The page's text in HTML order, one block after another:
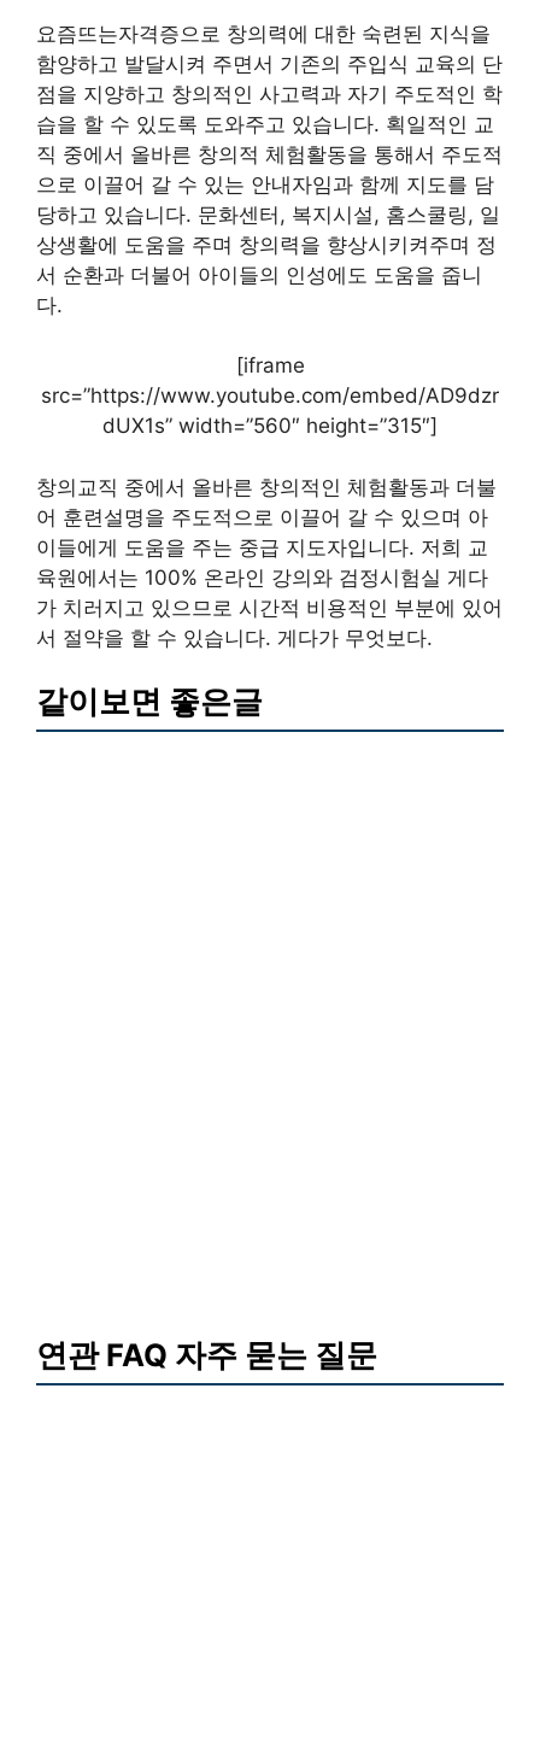
요즘뜨는자격증으로 창의력에 대한 숙련된 지식을
함양하고 발달시켜 주면서 기존의 주입식 교육의 단
점을 지양하고 창의적인 사고력과 자기 주도적인 학
습을 할 수 있도록 도와주고 있습니다. 획일적인 교
직 중에서 올바른 창의적 체험활동을 통해서 주도적
으로 이끌어 갈 수 있는 안내자임과 함께 지도를 담
당하고 있습니다. 문화센터, 복지시설, 홈스쿨링, 일
상생활에 도움을 주며 창의력을 향상시키켜주며 정
서 순환과 더불어 아이들의 인성에도 도움을 줍니
다.
[iframe
src=”https://www.youtube.com/embed/AD9dzr
dUX1s” width=”560″ height=”315″]
창의교직 중에서 올바른 창의적인 체험활동과 더불
어 훈련설명을 주도적으로 이끌어 갈 수 있으며 아
이들에게 도움을 주는 중급 지도자입니다. 저희 교
육원에서는 100% 온라인 강의와 검정시험실 게다
가 치러지고 있으므로 시간적 비용적인 부분에 있어
서 절약을 할 수 있습니다. 게다가 무엇보다.
같이보면 좋은글
연관 FAQ 자주 묻는 질문